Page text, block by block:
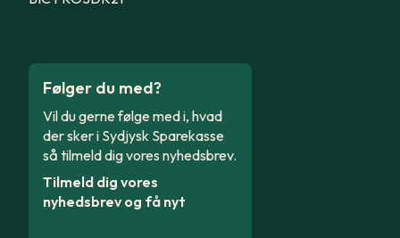
Følger du med?
Vil du gerne følge med i, hvad
der sker i Sydjysk Sparekasse
så tilmeld dig vores nyhedsbrev.
Tilmeld dig vores
nyhedsbrev og få nyt